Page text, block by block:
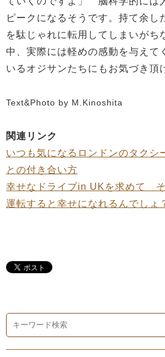
ピークになるそうです。持て余し
を駄じゃれに転用してしまいがち
中、実際には軽めの感動を与えて
いるオジサンたちにもお気づき頂
Text&Photo by M.Kinoshita
関連リンク
いつも気になるロンドンのタク
との付き合い方
幸せなドライブin UKを求めて
運転すると幸せになれるんでしょ